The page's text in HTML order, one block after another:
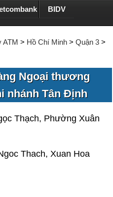
BIDV
ATM > Hồ Chí Minh > Quận 3 >
Ngoại thương
nhánh Tân Định
Thạch, Phường Xuân
Thach, Xuan Hoa